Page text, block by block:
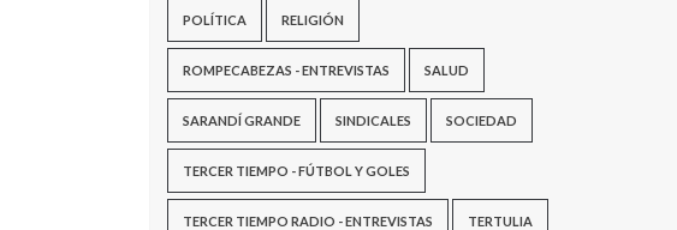
POLÍTICA RELIGIÓN
ROMPECABEZAS - ENTREVISTAS SALUD
SARANDÍ GRANDE SINDICALES SOCIEDAD
TERCER TIEMPO - FÚTBOL Y GOLES
TERCER TIEMPO RADIO - ENTREVISTAS TERTULIA